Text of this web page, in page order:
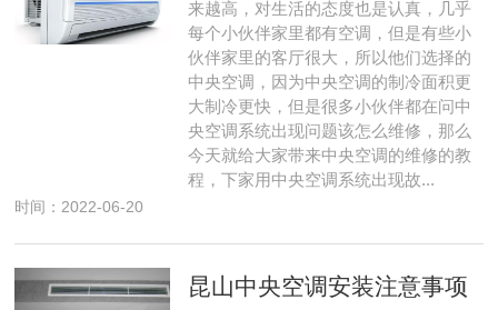
来越高，对生活的态度也是认真，几乎
每个小伙伴家里都有空调，但是有些小
伙伴家里的客厅很大，所以他们选择的
中央空调，因为中央空调的制冷面积更
大制冷更快，但是很多小伙伴都在问中
央空调系统出现问题该怎么维修，那么
今天就给大家带来中央空调的维修的教
程，下家用中央空调系统出现故...
时间：2022-06-20
昆山中央空调安装注意事项